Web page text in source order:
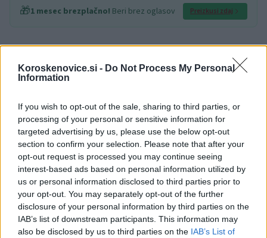
Koroskenovice.si - Do Not Process My Personal
Information
If you wish to opt-out of the sale, sharing to third parties, or
processing of your personal or sensitive information for
targeted advertising by us, please use the below opt-out
section to confirm your selection. Please note that after your
opt-out request is processed you may continue seeing
interest-based ads based on personal information utilized by
us or personal information disclosed to third parties prior to
your opt-out. You may separately opt-out of the further
disclosure of your personal information by third parties on the
IAB’s list of downstream participants. This information may
also be disclosed by us to third parties on the IAB’s List of
🎁1 mesec brezplačno! Beri brez oglasov Preizkusi zdaj
Zaradi kršitev javnega reda in miru so v zadnjih treh
dneh ukrepali sedemintridesetkrat.
Kriminaliteta
V noči iz četrtka na petek je neznanec izpred
stanovanjskega bloka v Slovenj Gradcu ukradel kolo.
V petek zjutraj so bili obveščeni, da je neznani storilec iz
odklenjenega vozila v Laški vasi ukradel motorno žago
in kanister goriva.